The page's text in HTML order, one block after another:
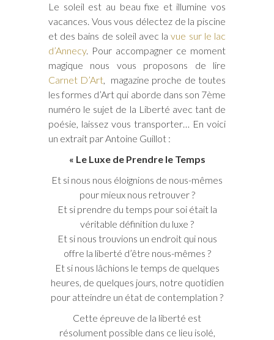
Le soleil est au beau fixe et illumine vos
vacances. Vous vous délectez de la piscine
et des bains de soleil avec lavue sur le lac
d’Annecy. Pour accompagner ce moment
magique nous vous proposons de lire
Carnet D’Art, magazine proche de toutes
les formes d’Art qui aborde dans son 7ème
numéro le sujet de la Liberté avec tant de
poésie, laissez vous transporter… En voici
un extrait par Antoine Guillot :
« Le Luxe de Prendre le Temps
Et si nous nous éloignions de nous-mêmes
pour mieux nous retrouver ?
Et si prendre du temps pour soi était la
véritable définition du luxe ?
Et si nous trouvions un endroit qui nous
offre la liberté d’être nous-mêmes ?
Et si nous lâchions le temps de quelques
heures, de quelques jours, notre quotidien
pour atteindre un état de contemplation ?
Cette épreuve de la liberté est
résolument possible dans ce lieu isolé,